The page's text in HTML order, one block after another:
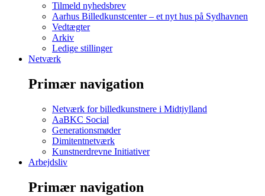
Tilmeld nyhedsbrev
Aarhus Billedkunstcenter – et nyt hus på Sydhavnen
Vedtægter
Arkiv
Ledige stillinger
Netværk
Primær navigation
Netværk for billedkunstnere i Midtjylland
AaBKC Social
Generationsmøder
Dimitentnetværk
Kunstnerdrevne Initiativer
Arbejdsliv
Primær navigation